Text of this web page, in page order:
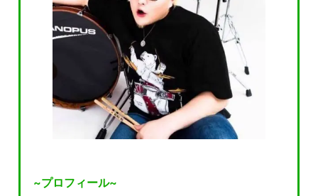
~プロフィール~